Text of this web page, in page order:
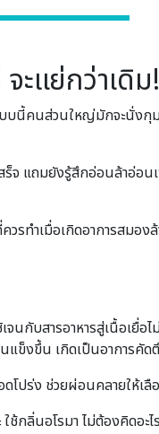
ะแย่กว่าเดิม!
แบบนี้คนส่วนใหญ่มักจะนั่ง
แถมยังรู้สึกอ่อนล้าอ่อนเ
ทำเมื่อเกิดอาการสมองล้
จนกับสารอาหารสู่เนื้อเยื่
งขึ้น เกิดเป็นอาการคัด
ปร่ง ช่วยผ่อนคลายให้เลื
ลิ่นอโรมา ไม่ต้องคิดอะไ